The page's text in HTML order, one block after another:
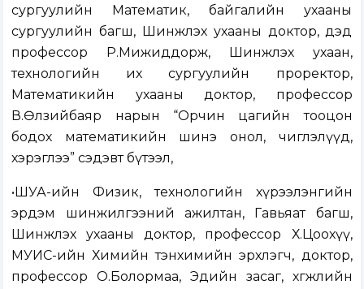
сургуулийн Математик, байгалийн ухааны
сургуулийн багш, Шинжлэх ухааны доктор, дэд
профессор Р.Мижиддорж, Шинжлэх ухаан,
технологийн их сургуулийн проректор,
Математикийн ухааны доктор, профессор
В.Өлзийбаяр нарын “Орчин цагийн тооцон
бодох математикийн шинэ онол, чиглэлүүд,
хэрэглээ” сэдэвт бүтээл,
•ШУА-ийн Физик, технологийн хүрээлэнгийн
эрдэм шинжилгээний ажилтан, Гавьяат багш,
Шинжлэх ухааны доктор, профессор Х.Цоохүү,
МУИС-ийн Химийн тэнхимийн эрхлэгч, доктор,
профессор О.Болормаа, Эдийн засаг, хөгжлийн